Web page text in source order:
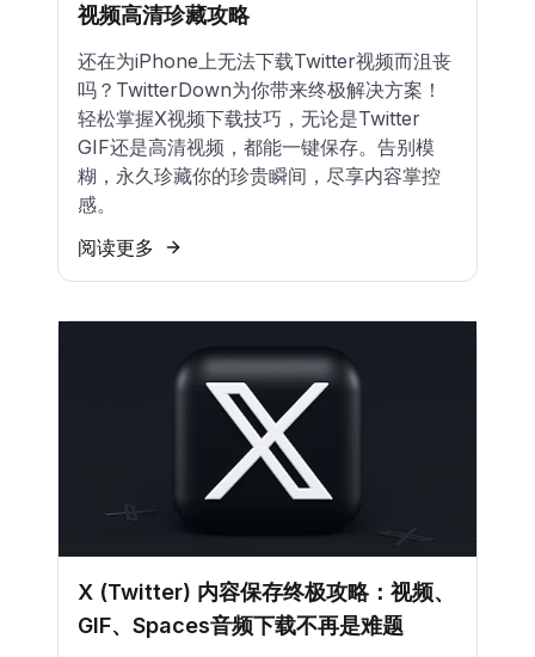
视频高清珍藏攻略
还在为iPhone上无法下载Twitter视频而沮丧
吗？TwitterDown为你带来终极解决方案！
轻松掌握X视频下载技巧，无论是Twitter
GIF还是高清视频，都能一键保存。告别模
糊，永久珍藏你的珍贵瞬间，尽享内容掌控
感。
阅读更多
X (Twitter) 内容保存终极攻略：视频、
GIF、Spaces音频下载不再是难题